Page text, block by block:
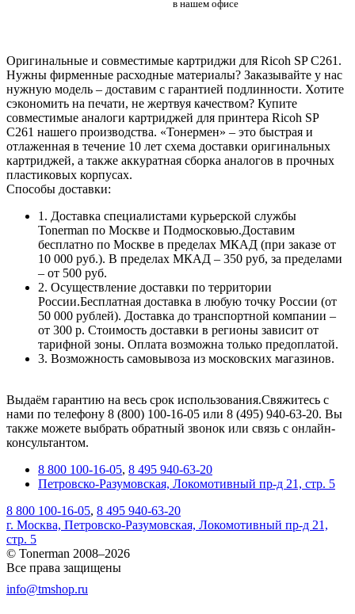
в нашем офисе
Оригинальные и совместимые картриджи для Ricoh SP C261.
Нужны фирменные расходные материалы? Заказывайте у нас
нужную модель – доставим с гарантией подлинности. Хотите
сэкономить на печати, не жертвуя качеством? Купите
совместимые аналоги картриджей для принтера Ricoh SP
C261 нашего производства. «Тонермен» – это быстрая и
отлаженная в течение 10 лет схема доставки оригинальных
картриджей, а также аккуратная сборка аналогов в прочных
пластиковых корпусах.
Способы доставки:
1. Доставка специалистами курьерской службы
Tonerman по Москве и Подмосковью.Доставим
бесплатно по Москве в пределах МКАД (при заказе от
10 000 руб.). В пределах МКАД – 350 руб, за пределами
– от 500 руб.
2. Осуществление доставки по территории
России.Бесплатная доставка в любую точку России (от
50 000 рублей). Доставка до транспортной компании –
от 300 р. Стоимость доставки в регионы зависит от
тарифной зоны. Оплата возможна только предоплатой.
3. Возможность самовывоза из московских магазинов.
Выдаём гарантию на весь срок использования.Свяжитесь с
нами по телефону 8 (800) 100-16-05 или 8 (495) 940-63-20. Вы
также можете выбрать обратный звонок или связь с онлайн-
консультантом.
8 800 100-16-05, 8 495 940-63-20
Петровско-Разумовская, Локомотивный пр-д 21, стр. 5
8 800 100-16-05, 8 495 940-63-20
г. Москва, Петровско-Разумовская, Локомотивный пр-д 21,
стр. 5
© Tonerman 2008–2026
Все права защищены
info@tmshop.ru